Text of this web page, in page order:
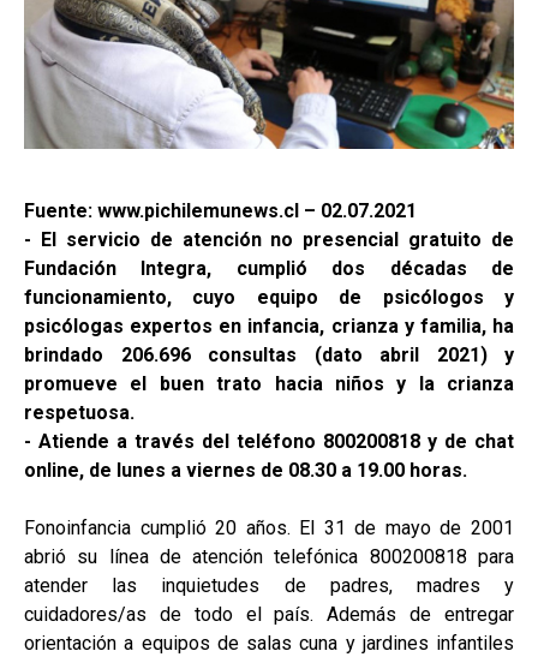
Fuente: www.pichilemunews.cl – 02.07.2021
- El servicio de atención no presencial gratuito de
Fundación Integra, cumplió dos décadas de
funcionamiento, cuyo equipo de psicólogos y
psicólogas expertos en infancia, crianza y familia, ha
brindado 206.696 consultas (dato abril 2021) y
promueve el buen trato hacia niños y la crianza
respetuosa.
- Atiende a través del teléfono 800200818 y de chat
online, de lunes a viernes de 08.30 a 19.00 horas.
Fonoinfancia cumplió 20 años. El 31 de mayo de 2001
abrió su línea de atención telefónica 800200818 para
atender las inquietudes de padres, madres y
cuidadores/as de todo el país. Además de entregar
orientación a equipos de salas cuna y jardines infantiles